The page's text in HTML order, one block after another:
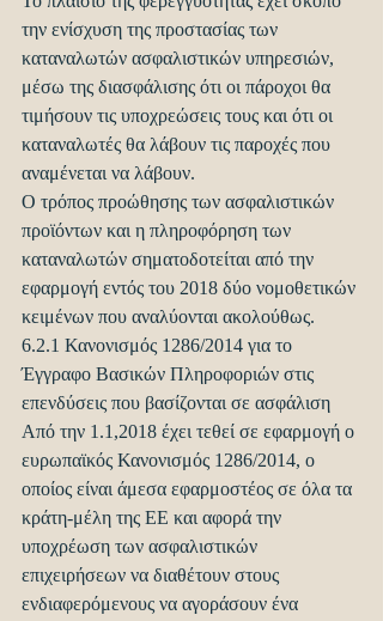
την ενίσχυση της προστασίας των
καταναλωτών ασφαλιστικών υπηρεσιών,
μέσω της διασφάλισης ότι οι πάροχοι θα
τιμήσουν τις υποχρεώσεις τους και ότι οι
καταναλωτές θα λάβουν τις παροχές που
αναμένεται να λάβουν.
Ο τρόπος προώθησης των ασφαλιστικών
προϊόντων και η πληροφόρηση των
καταναλωτών σηματοδοτείται από την
εφαρμογή εντός του 2018 δύο νομοθετικών
κειμένων που αναλύονται ακολούθως.
6.2.1 Κανονισμός 1286/2014 για το
Έγγραφο Βασικών Πληροφοριών στις
επενδύσεις που βασίζονται σε ασφάλιση
Από την 1.1,2018 έχει τεθεί σε εφαρμογή ο
ευρωπαϊκός Κανονισμός 1286/2014, ο
οποίος είναι άμεσα εφαρμοστέος σε όλα τα
κράτη-μέλη της ΕΕ και αφορά την
υποχρέωση των ασφαλιστικών
επιχειρήσεων να διαθέτουν στους
ενδιαφερόμενους να αγοράσουν ένα